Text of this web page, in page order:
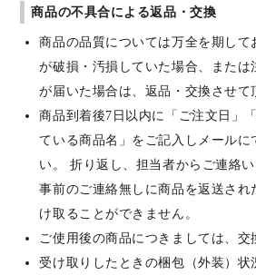
商品の不具合による返品・交換
商品の品質については万全を期して
が破損・汚損していた場合、または
が届いた場合は、返品・交換させて
商品到着後7日以内に「ご注文日」
ている商品名」をご記入しメールに
い。 折り返し、担当者からご連絡い
事前のご連絡無しに商品を返送され
け取ることができません。
ご使用後の商品につきましては、交
受け取りしたときの梱包（外装）状